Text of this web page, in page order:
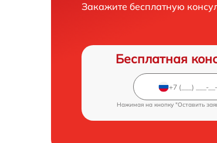
Закажите бесплатную
Бесплатная
Нажимая на кнопку "Оставить